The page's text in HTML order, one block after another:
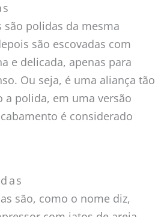
são polidas da mesma
são escovadas com
e delicada, apenas para
Ou seja, é uma aliança tão
polida, em uma versão
é considerado
são, como o nome diz,